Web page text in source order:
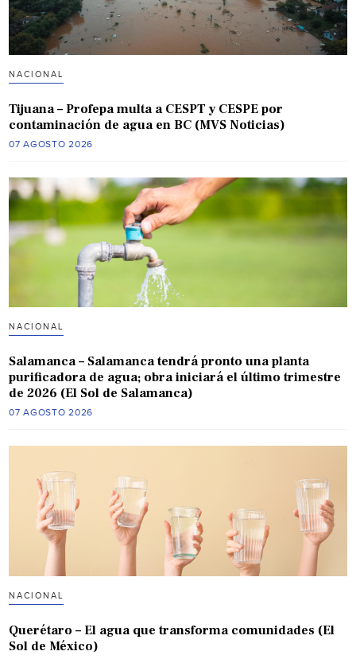
NACIONAL
Tijuana – Profepa multa a CESPT y CESPE por
contaminación de agua en BC (MVS Noticias)
07 AGOSTO 2026
NACIONAL
Salamanca – Salamanca tendrá pronto una planta
purificadora de agua; obra iniciará el último trimestre
de 2026 (El Sol de Salamanca)
07 AGOSTO 2026
NACIONAL
Querétaro – El agua que transforma comunidades (El
Sol de México)